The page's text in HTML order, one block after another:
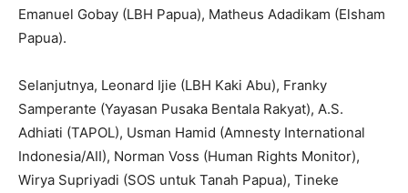
Emanuel Gobay (LBH Papua), Matheus Adadikam (Elsham
Papua).
Selanjutnya, Leonard Ijie (LBH Kaki Abu), Franky
Samperante (Yayasan Pusaka Bentala Rakyat), A.S.
Adhiati (TAPOL), Usman Hamid (Amnesty International
Indonesia/AII), Norman Voss (Human Rights Monitor),
Wirya Supriyadi (SOS untuk Tanah Papua), Tineke